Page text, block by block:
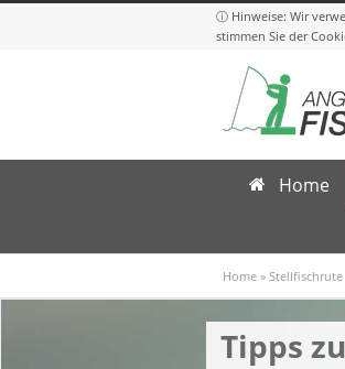
Home
Home » Stellfischrute
Tipps